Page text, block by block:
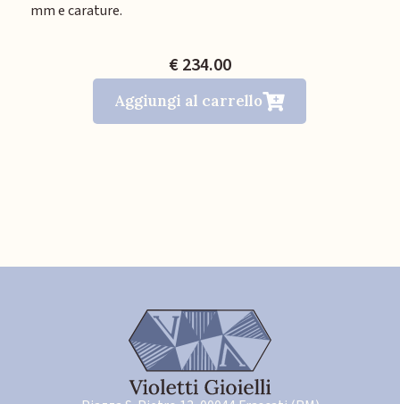
mm e carature.
€ 234.00
Aggiungi al carrello